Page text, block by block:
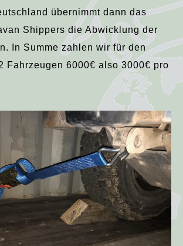
übernimmt dann das
Shippers die Abwicklung der
In Summe zahlen wir für den
Fahrzeugen 6000€ also 3000€ pro